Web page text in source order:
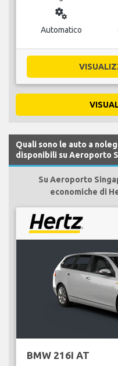
miscellaneous_services
Automatico
Quali sono le auto a
disponibili su Aeroporto
Su Aeroporto
economiche di
BMW 216I AT